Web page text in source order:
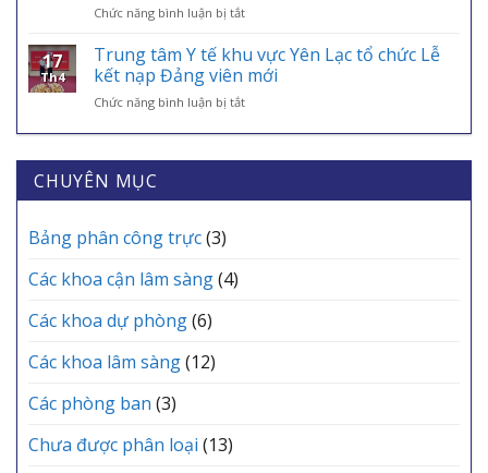
ĐIỂM
AN
SINH,
KHÓA
BẢO
MỖI
ỨNG
VNeID
MÔN
KỲ
THÁNG
6
TRẠM
CÁC
Chức năng bình luận bị tắtở
ÂN
NHỮNG
“CHIẾN
BINH
THẦM
TẠI
17
Th4
Trung tâm Y tế khu vực Yên Lạc tổ chức Lễ
kết nạp Đảng viên mới
Chức năng bình luận bị tắtở
tâm
Y
CHUYÊN MỤC
Bảng phân công trực(3)
Các khoa cận lâm sàng(4)
Các khoa dự phòng(6)
Các khoa lâm sàng(12)
Các phòng ban (3)
Chưa được phân loại (13)